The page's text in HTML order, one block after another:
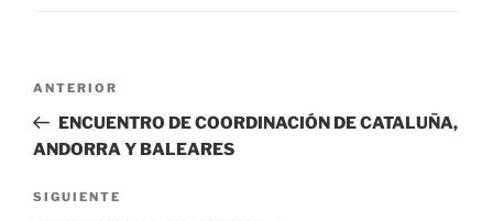
ANTERIOR
ENCUENTRO DE COORDINACIÓN DE CATALUÑA,
ANDORRA Y BALEARES
SIGUIENTE